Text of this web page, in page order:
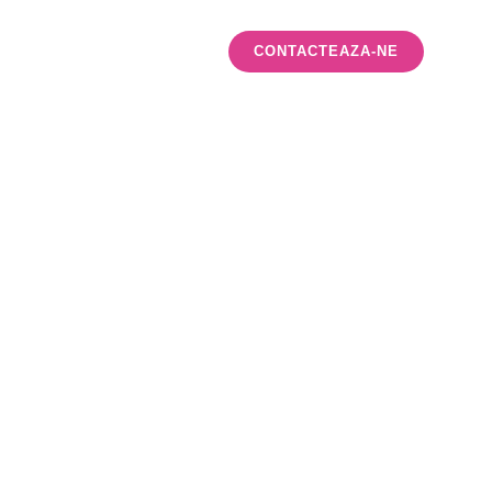
CONTACTEAZA-NE